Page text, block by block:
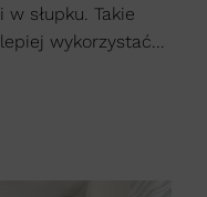
słupku. Takie
wykorzystać...